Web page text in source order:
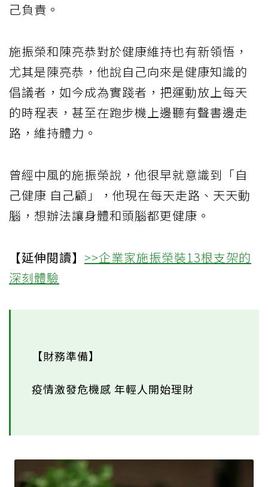
己負責。
施振榮和陳亮恭對於健康維持也有新領悟，
尤其是陳亮恭，他說自己向來是健康知識的
倡議者，如今成為實踐者，把運動放上每天
的時程表，甚至在跑步機上邊聽有聲書邊走
路，維持體力。
曾經中風的施振榮說，他很早就意識到「自
己健康 自己顧」，他現在每天走路、天天動
腦，想辦法讓身體和頭腦都更健康。
【延伸閱讀】 >>企業家施振榮裝13根支架的
深刻體驗
【財務準備】
疫情激發危機感 年輕人開始理財